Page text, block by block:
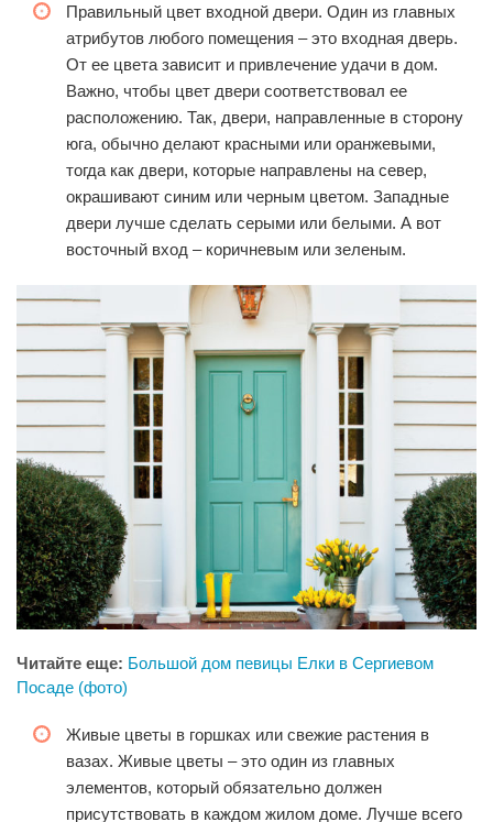
Правильный цвет входной двери. Один из главных
атрибутов любого помещения – это входная дверь.
От ее цвета зависит и привлечение удачи в дом.
Важно, чтобы цвет двери соответствовал ее
расположению. Так, двери, направленные в сторону
юга, обычно делают красными или оранжевыми,
тогда как двери, которые направлены на север,
окрашивают синим или черным цветом. Западные
двери лучше сделать серыми или белыми. А вот
восточный вход – коричневым или зеленым.
Читайте еще: Большой дом певицы Елки в Сергиевом
Посаде (фото)
Живые цветы в горшках или свежие растения в
вазах. Живые цветы – это один из главных
элементов, который обязательно должен
присутствовать в каждом жилом доме. Лучше всего